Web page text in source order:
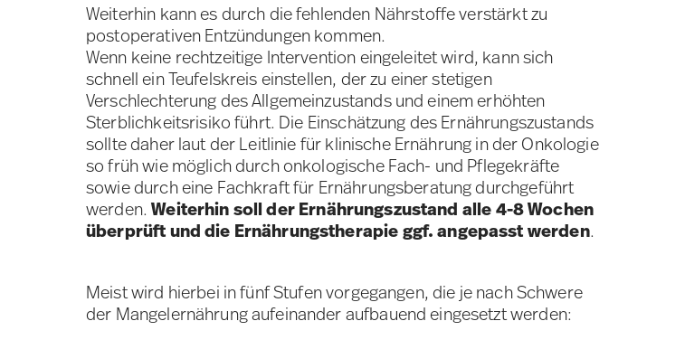
Weiterhin kann es durch die fehlenden Nährstoffe verstärkt zu
postoperativen Entzündungen kommen.
Wenn keine rechtzeitige Intervention eingeleitet wird, kann sich
schnell ein Teufelskreis einstellen, der zu einer stetigen
Verschlechterung des Allgemeinzustands und einem erhöhten
Sterblichkeitsrisiko führt. Die Einschätzung des Ernährungszustands
sollte daher laut der Leitlinie für klinische Ernährung in der Onkologie
so früh wie möglich durch onkologische Fach- und Pflegekräfte
sowie durch eine Fachkraft für Ernährungsberatung durchgeführt
werden.Weiterhin soll der Ernährungszustand alle 4-8 Wochen
überprüft und die Ernährungstherapie ggf. angepasst werden.
Meist wird hierbei in fünf Stufen vorgegangen, die je nach Schwere
der Mangelernährung aufeinander aufbauend eingesetzt werden: